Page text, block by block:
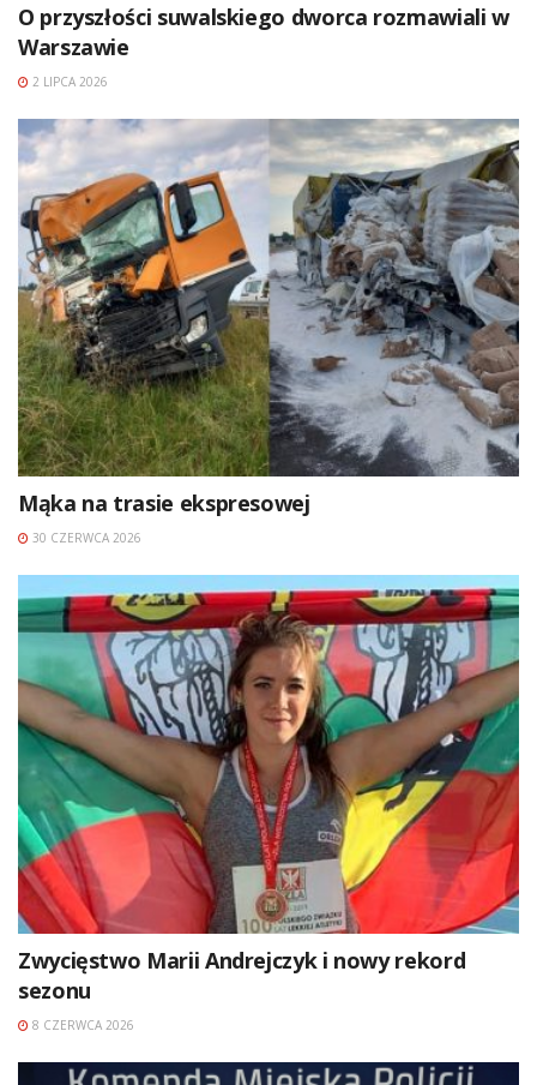
O przyszłości suwalskiego dworca rozmawiali w
Warszawie
2 LIPCA 2026
Mąka na trasie ekspresowej
30 CZERWCA 2026
Zwycięstwo Marii Andrejczyk i nowy rekord
sezonu
8 CZERWCA 2026